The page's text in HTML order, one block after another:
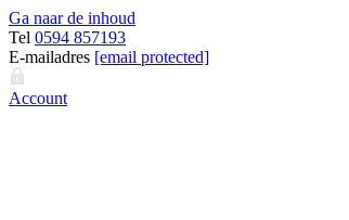
Ga naar de inhoud
Tel 0594 857193
E-mailadres [email protected]
Account